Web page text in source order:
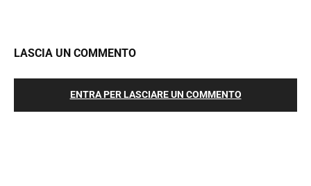
LASCIA UN COMMENTO
ENTRA PER LASCIARE UN COMMENTO